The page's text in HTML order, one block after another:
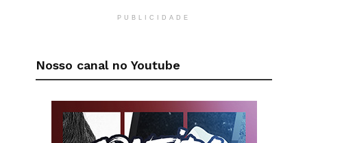
PUBLICIDADE
Nosso canal no Youtube